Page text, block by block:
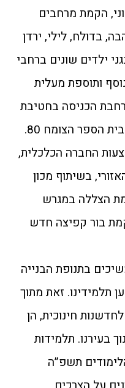
הקמת מרחבים
בדולח, לילי, ירדן
ילדים שונים ברחבי
ותוספת מעלית
הכניסה בחטיבת
אלון, המשך בניית שלב ב’ של בית הספר הצומח 80.
החברה הכלכלית,
בשיתוף מכון
הצללה במגרש
בור קפיצה חדש
בתנופת הבנייה
תלמידינו. זאת מתוך
חינוכית, הן
בעירנו. תלמידות
תשפ”ה